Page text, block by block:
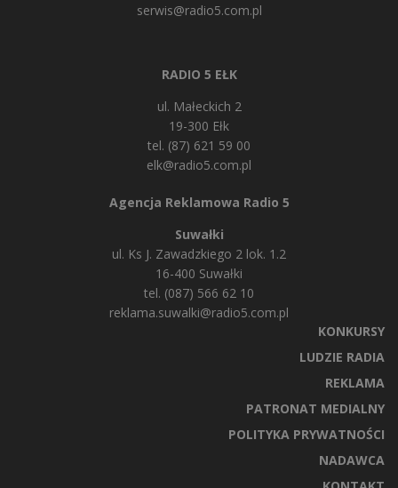
serwis@radio5.com.pl
RADIO 5 EŁK
ul. Małeckich 2
19-300 Ełk
tel. (87) 621 59 00
elk@radio5.com.pl
Agencja Reklamowa Radio 5
Suwałki
ul. Ks J. Zawadzkiego 2 lok. 1.2
16-400 Suwałki
tel. (087) 566 62 10
reklama.suwalki@radio5.com.pl
KONKURSY
LUDZIE RADIA
REKLAMA
PATRONAT MEDIALNY
POLITYKA PRYWATNOŚCI
NADAWCA